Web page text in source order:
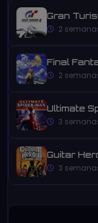
Gran
2
Final
2
Ultimate
3
Guitar
3